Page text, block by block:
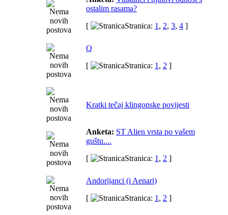
ostalim rasama?
[
Stranica: 1 , 2, 3, 4 ]
Q
[
Stranica: 1 , 2 ]
Kratki tečaj klingonske povijesti
Anketa: ST Alien vrsta po vašem
guštu....
[
Stranica: 1 , 2 ]
Andorijanci (i Aenari)
[
Stranica: 1 , 2 ]